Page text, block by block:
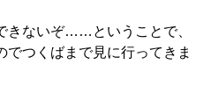
きないぞ……ということで、
つくばまで見に行ってきま